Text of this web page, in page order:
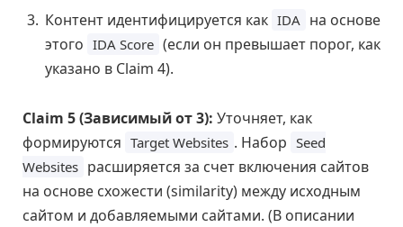
Контент идентифицируется как IDA на основе
этого IDA Score (если он превышает порог, как
указано в Claim 4).
Claim 5 (Зависимый от 3): Уточняет, как
формируются Target Websites . Набор Seed
Websites расширяется за счет включения сайтов
на основе схожести (similarity) между исходным
сайтом и добавляемыми сайтами. (В описании